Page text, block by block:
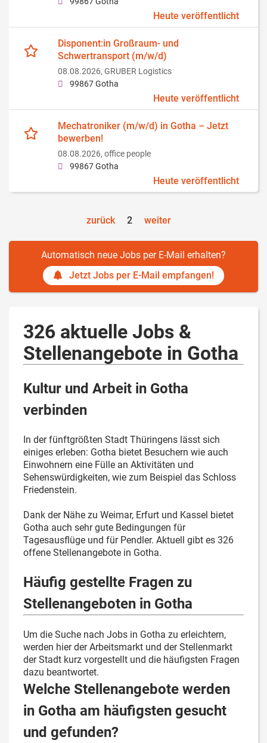
Heute veröffentlicht
Disponent:in Großraum- und
Schwertransport (m/w/d)
08.08.2026, GRUBER Logistics
99867 Gotha
Heute veröffentlicht
Mechatroniker (m/w/d) in Gotha – Jetzt
bewerben!
08.08.2026, office people
99867 Gotha
Heute veröffentlicht
zurück 2 weiter
Automatisch neue Jobs per E-Mail erhalten?
Jetzt Jobs per E-Mail empfangen!
326 aktuelle Jobs &
Stellenangebote in Gotha
Kultur und Arbeit in Gotha
verbinden
In der fünftgrößten Stadt Thüringens lässt sich
einiges erleben: Gotha bietet Besuchern wie auch
Einwohnern eine Fülle an Aktivitäten und
Sehenswürdigkeiten, wie zum Beispiel das Schloss
Friedenstein.
Dank der Nähe zu Weimar, Erfurt und Kassel bietet
Gotha auch sehr gute Bedingungen für
Tagesausflüge und für Pendler. Aktuell gibt es 326
offene Stellenangebote in Gotha.
Häufig gestellte Fragen zu
Stellenangeboten in Gotha
Um die Suche nach Jobs in Gotha zu erleichtern,
werden hier der Arbeitsmarkt und der Stellenmarkt
der Stadt kurz vorgestellt und die häufigsten Fragen
dazu beantwortet.
Welche Stellenangebote werden
in Gotha am häufigsten gesucht
und gefunden?